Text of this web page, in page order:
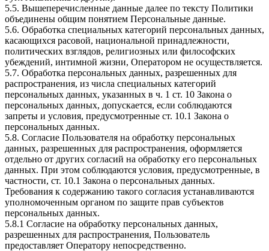
5.5. Вышеперечисленные данные далее по тексту Политики
объединены общим понятием Персональные данные.
5.6. Обработка специальных категорий персональных данных,
касающихся расовой, национальной принадлежности,
политических взглядов, религиозных или философских
убеждений, интимной жизни, Оператором не осуществляется.
5.7. Обработка персональных данных, разрешенных для
распространения, из числа специальных категорий
персональных данных, указанных в ч. 1 ст. 10 Закона о
персональных данных, допускается, если соблюдаются
запреты и условия, предусмотренные ст. 10.1 Закона о
персональных данных.
5.8. Согласие Пользователя на обработку персональных
данных, разрешенных для распространения, оформляется
отдельно от других согласий на обработку его персональных
данных. При этом соблюдаются условия, предусмотренные, в
частности, ст. 10.1 Закона о персональных данных.
Требования к содержанию такого согласия устанавливаются
уполномоченным органом по защите прав субъектов
персональных данных.
5.8.1 Согласие на обработку персональных данных,
разрешенных для распространения, Пользователь
предоставляет Оператору непосредственно.